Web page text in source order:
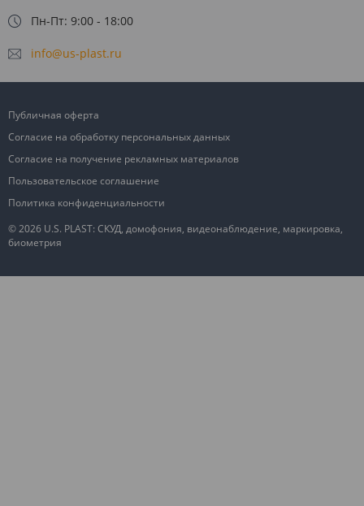
Пн-Пт: 9:00 - 18:00
info@us-plast.ru
© 2026 U.S. PLAST: СКУД, домофония, видеонаблюдение, маркировка,
биометрия
Публичная оферта
Согласие на обработку персональных данных
Согласие на получение рекламных материалов
Пользовательское соглашение
Политика конфиденциальности